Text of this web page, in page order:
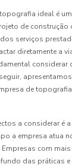
ideal é
de construção
serviços
diretamente a
considerar
de
a considerar é a
a empresa atua
com mais
das práticas